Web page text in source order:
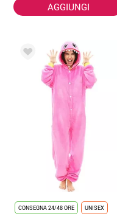
AGGIUNGI
CONSEGNA 24/48 ORE UNISEX